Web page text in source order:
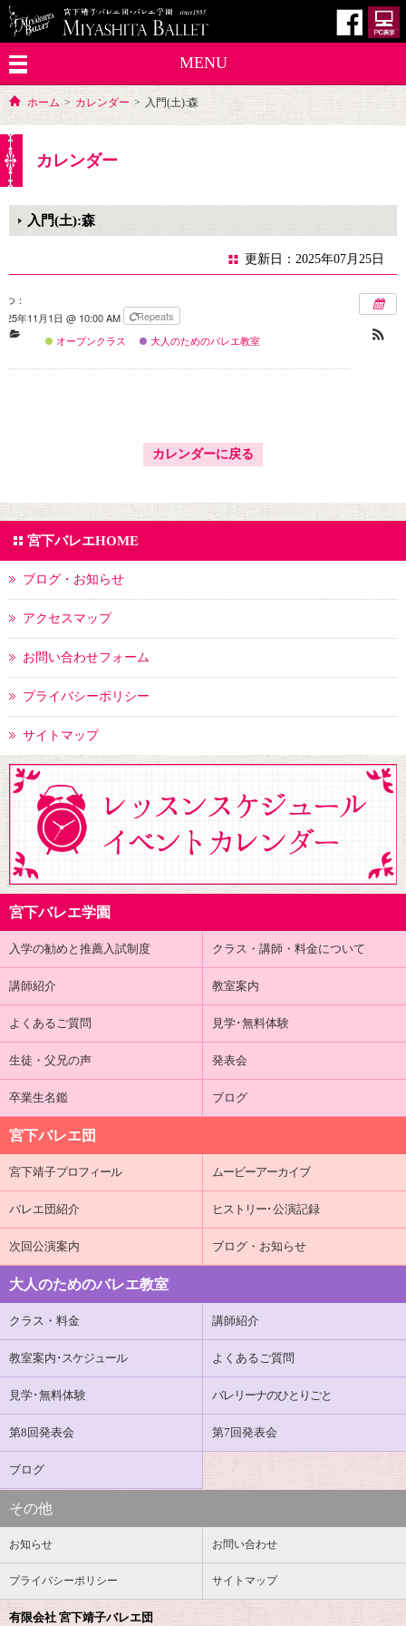
MENU
ホーム > カレンダー > 入門(土):森
カレンダー
入門(土):森
更新日：2025年07月25日
つ：
年11月1日 @ 10:00 AM
Repeats
オープンクラス
大人のためのバレエ教室
カレンダーに戻る
宮下バレエHOME
ブログ・お知らせ
アクセスマップ
お問い合わせフォーム
プライバシーポリシー
サイトマップ
宮下バレエ学園
入学の勧めと推薦入試制度 クラス・講師・料金について
講師紹介 教室案内
よくあるご質問 見学･無料体験
生徒・父兄の声 発表会
卒業生名鑑 ブログ
宮下バレエ団
宮下靖子プロフィール ムービーアーカイブ
バレエ団紹介 ヒストリー･公演記録
次回公演案内 ブログ・お知らせ
大人のためのバレエ教室
クラス・料金 講師紹介
教室案内 ･スケジュール よくあるご質問
見学･無料体験 バレリーナのひとりごと
第8回発表会 第7回発表会
ブログ
その他
お知らせ お問い合わせ
プライバシーポリシー サイトマップ
有限会社 宮下靖子バレエ団